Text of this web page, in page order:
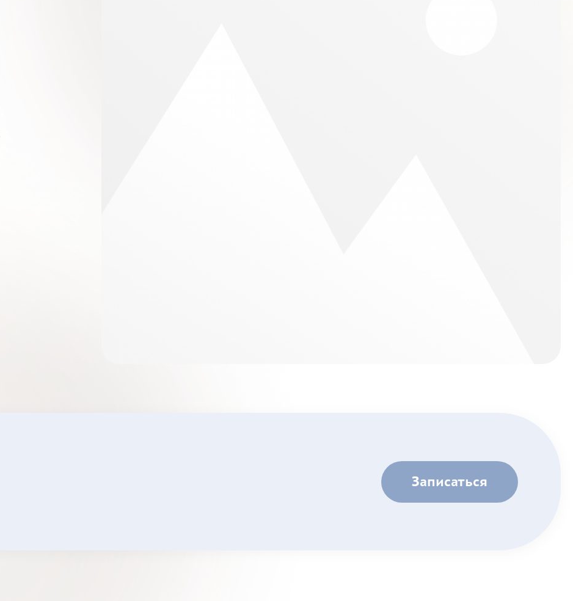
Записаться